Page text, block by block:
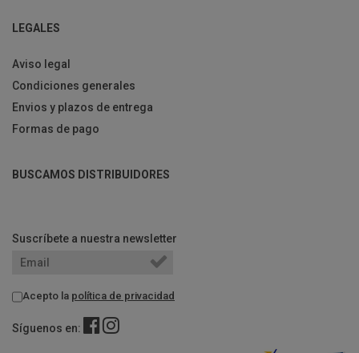
LEGALES
Aviso legal
Condiciones generales
Envios y plazos de entrega
Formas de pago
BUSCAMOS DISTRIBUIDORES
Suscríbete a nuestra newsletter
Acepto la política de privacidad
Síguenos en: